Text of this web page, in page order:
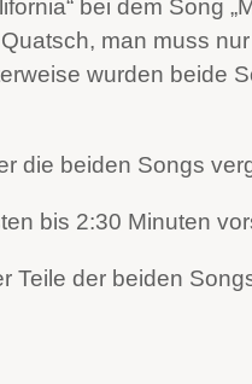
bei dem Song
man muss
wurden beide
die beiden Songs
bis 2:30 Minuten
Teile der beiden